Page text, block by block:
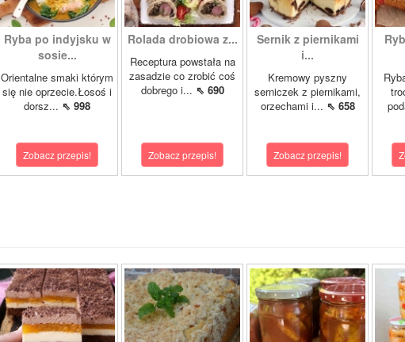
Ryba po indyjsku w
sosie...
Orientalne smaki którym
się nie oprzecie.Łosoś i
dorsz... ⇖ 998
Zobacz przepis!
Rolada drobiowa z...
Receptura powstała na
zasadzie co zrobić coś
dobrego i... ⇖ 690
Zobacz przepis!
Sernik z piernikami
i...
Kremowy pyszny
serniczek z piernikami,
orzechami i... ⇖ 658
Zobacz przepis!